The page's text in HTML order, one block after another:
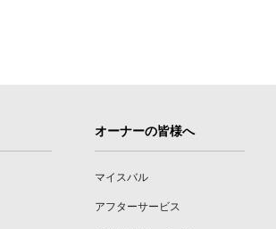
オーナーの皆様へ
マイスバル
アフターサービス